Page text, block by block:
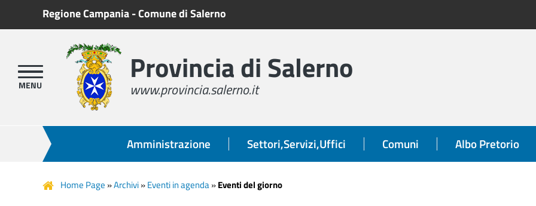
Regione Campania-Comune di Salerno
Provincia di Salerno
www.provincia.salerno.it
Amministrazione Settori,Servizi,Uffici Comuni Albo Pretorio
Home Page »Archivi»Eventi in agenda»Eventi del giorno